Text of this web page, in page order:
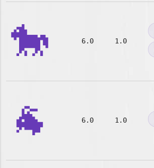
🐎 6.0 1.0
🐐 6.0 1.0